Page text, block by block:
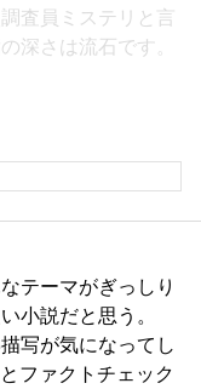
査員ミステリと言
深さは流石です。
テーマがぎっしり
小説だと思う。
写が気になってし
ファクトチェック